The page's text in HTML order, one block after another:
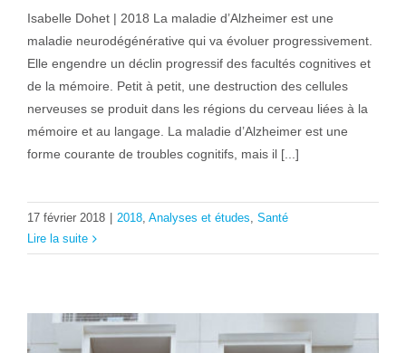
Isabelle Dohet | 2018 La maladie d’Alzheimer est une
maladie neurodégénérative qui va évoluer progressivement.
Elle engendre un déclin progressif des facultés cognitives et
de la mémoire. Petit à petit, une destruction des cellules
nerveuses se produit dans les régions du cerveau liées à la
mémoire et au langage. La maladie d’Alzheimer est une
forme courante de troubles cognitifs, mais il [...]
17 février 2018 2018, Analyses et études, Santé
Lire la suite